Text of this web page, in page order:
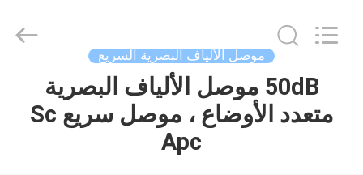
منزل
Enterprise
Management
موصل الألياف البصرية السريع
50dB موصل الألياف البصرية
متعدد الأوضاع ، موصل سريع Sc
Apc